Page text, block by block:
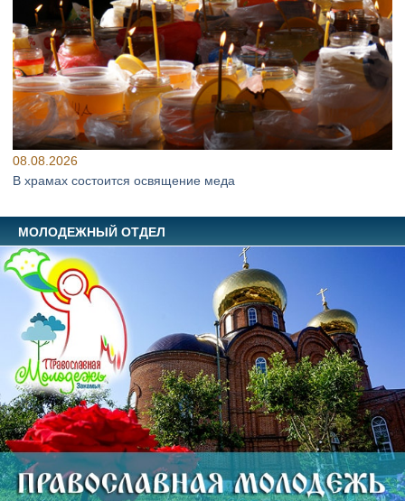
08.08.2026
В храмах состоится освящение меда
МОЛОДЕЖНЫЙ ОТДЕЛ